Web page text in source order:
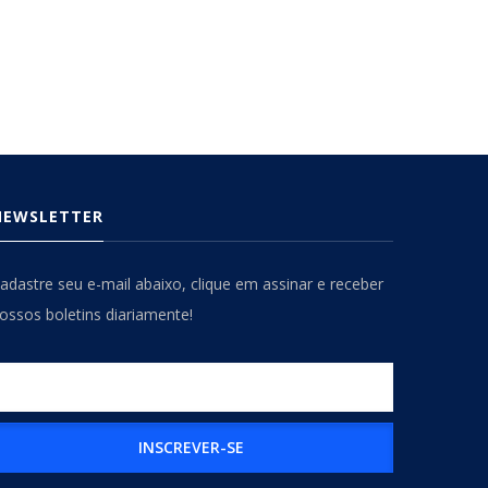
seu e-mail abaixo, clique em assinar e receber
boletins diariamente!